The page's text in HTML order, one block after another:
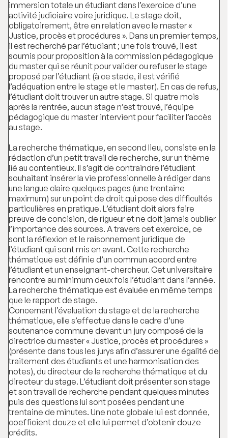
immersion totale un étudiant dans l’exercice d’une
activité judiciaire voire juridique. Le stage doit,
obligatoirement, être en relation avec le master «
Justice, procès et procédures ». Dans un premier temps,
il est recherché par l’étudiant ; une fois trouvé, il est
soumis pour proposition à la commission pédagogique
du master qui se réunit pour valider ou refuser le stage
proposé par l’étudiant (à ce stade, il est vérifié
l’adéquation entre le stage et le master). En cas de refus,
l’étudiant doit trouver un autre stage. Si quatre mois
après la rentrée, aucun stage n’est trouvé, l’équipe
pédagogique du master intervient pour faciliter l’accès
au stage.
La recherche thématique, en second lieu, consiste en la
rédaction d’un petit travail de recherche, sur un thème
lié au contentieux. Il s’agit de contraindre l’étudiant
souhaitant insérer la vie professionnelle à rédiger dans
une langue claire quelques pages (une trentaine
maximum) sur un point de droit qui pose des difficultés
particulières en pratique. L’étudiant doit alors faire
preuve de concision, de rigueur et ne doit jamais oublier
l’importance des sources. A travers cet exercice, ce
sont la réflexion et le raisonnement juridique de
l’étudiant qui sont mis en avant. Cette recherche
thématique est définie d’un commun accord entre
l’étudiant et un enseignant-chercheur. Cet universitaire
rencontre au minimum deux fois l’étudiant dans l’année.
La recherche thématique est évaluée en même temps
que le rapport de stage.
Concernant l’évaluation du stage et de la recherche
thématique, elle s’effectue dans le cadre d’une
soutenance commune devant un jury composé de la
directrice du master « Justice, procès et procédures »
(présente dans tous les jurys afin d’assurer une égalité de
traitement des étudiants et une harmonisation des
notes), du directeur de la recherche thématique et du
directeur du stage. L’étudiant doit présenter son stage
et son travail de recherche pendant quelques minutes
puis des questions lui sont posées pendant une
trentaine de minutes. Une note globale lui est donnée,
coefficient douze et elle lui permet d’obtenir douze
crédits.